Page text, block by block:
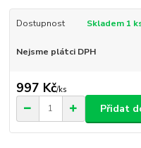
Dostupnost Skladem 1
Nejsme plátci DPH
997 Kč/ks
Přidat